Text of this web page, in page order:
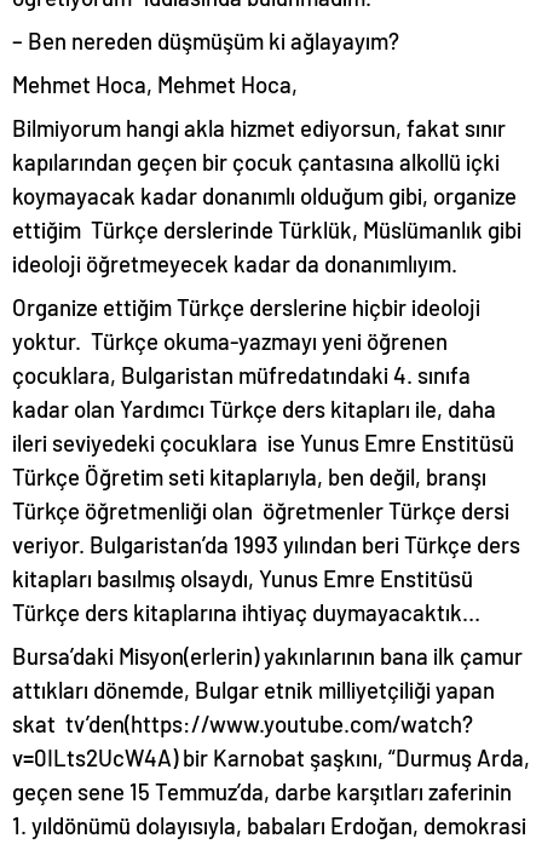
– Ben nereden düşmüşüm ki ağlayayım?
Mehmet Hoca, Mehmet Hoca,
Bilmiyorum hangi akla hizmet ediyorsun, fakat sınır
kapılarından geçen bir çocuk çantasına alkollü içki
koymayacak kadar donanımlı olduğum gibi, organize
ettiğim Türkçe derslerinde Türklük, Müslümanlık gibi
ideoloji öğretmeyecek kadar da donanımlıyım.
Organize ettiğim Türkçe derslerine hiçbir ideoloji
yoktur. Türkçe okuma-yazmayı yeni öğrenen
çocuklara, Bulgaristan müfredatındaki 4. sınıfa
kadar olan Yardımcı Türkçe ders kitapları ile, daha
ileri seviyedeki çocuklara ise Yunus Emre Enstitüsü
Türkçe Öğretim seti kitaplarıyla, ben değil, branşı
Türkçe öğretmenliği olan öğretmenler Türkçe dersi
veriyor. Bulgaristan’da 1993 yılından beri Türkçe ders
kitapları basılmış olsaydı, Yunus Emre Enstitüsü
Türkçe ders kitaplarına ihtiyaç duymayacaktık…
Bursa’daki Misyon(erlerin) yakınlarının bana ilk çamur
attıkları dönemde, Bulgar etnik milliyetçiliği yapan
skat tv’den(https://www.youtube.com/watch?
v=0ILts2UcW4A) bir Karnobat şaşkını, “Durmuş Arda,
geçen sene 15 Temmuz’da, darbe karşıtları zaferinin
1. yıldönümü dolayısıyla, babaları Erdoğan, demokrasi